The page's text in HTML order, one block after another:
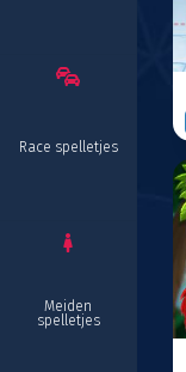
Race spelletjes
Meiden
spelletjes